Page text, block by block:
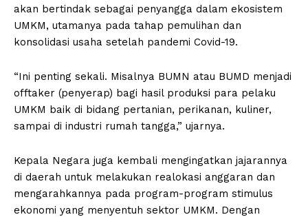
akan bertindak sebagai penyangga dalam ekosistem
UMKM, utamanya pada tahap pemulihan dan
konsolidasi usaha setelah pandemi Covid-19.
“Ini penting sekali. Misalnya BUMN atau BUMD menjadi
offtaker (penyerap) bagi hasil produksi para pelaku
UMKM baik di bidang pertanian, perikanan, kuliner,
sampai di industri rumah tangga,” ujarnya.
Kepala Negara juga kembali mengingatkan jajarannya
di daerah untuk melakukan realokasi anggaran dan
mengarahkannya pada program-program stimulus
ekonomi yang menyentuh sektor UMKM. Dengan